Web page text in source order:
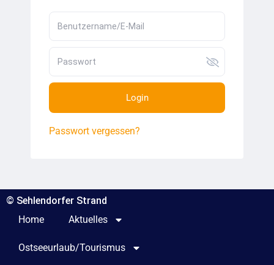
Login
Passwort vergessen?
© Sehlendorfer Strand
Home
Aktuelles
Ostseeurlaub/Tourismus